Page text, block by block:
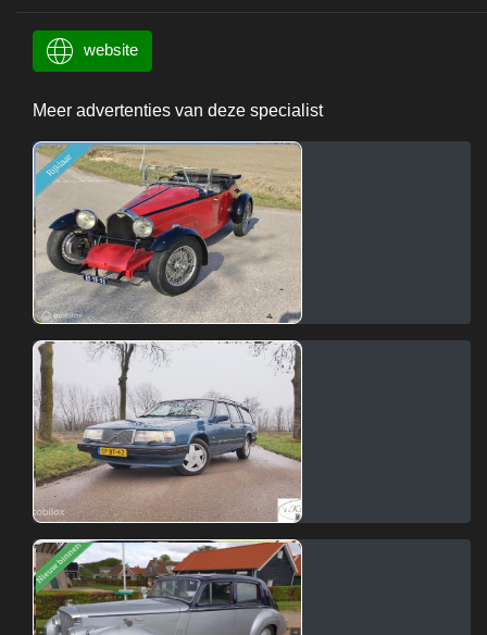
website
Meer advertenties van deze specialist